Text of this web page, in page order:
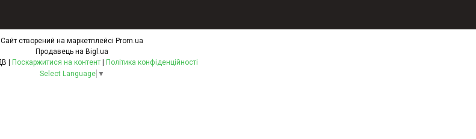
Сайт створений на маркетплейсі Prom.ua
Продавець на Bigl.ua
Поскаржитися на контент
Політика конфіденційності
Select Language ▼